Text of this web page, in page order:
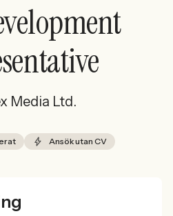
Media Ltd.
Ansök utan CV